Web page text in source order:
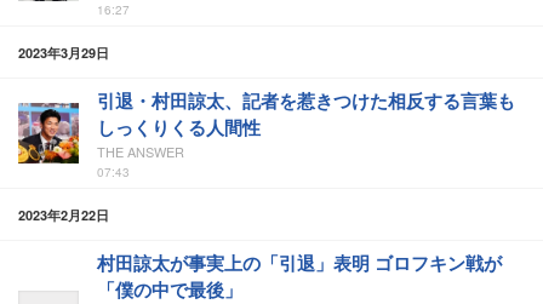
16:27
2023年3月29日
引退・村田諒太、記者を惹きつけた相反する言葉も
しっくりくる人間性
THE ANSWER
07:43
2023年2月22日
村田諒太が事実上の「引退」表明 ゴロフキン戦が
「僕の中で最後」